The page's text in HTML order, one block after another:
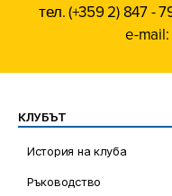
тел. (+359 2) 847 -
e-
КЛУБЪТ
История на клуба
Ръководство